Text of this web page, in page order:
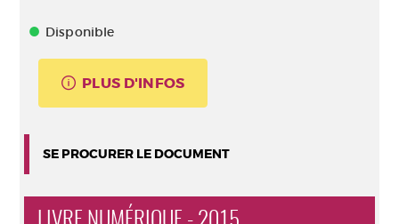
Disponible
PLUS D'INFOS
SE PROCURER LE DOCUMENT